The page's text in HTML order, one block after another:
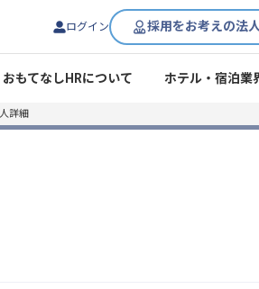
ログイン 採用をお考えの法
おもてなしHRについて ホテル・宿泊業
詳細